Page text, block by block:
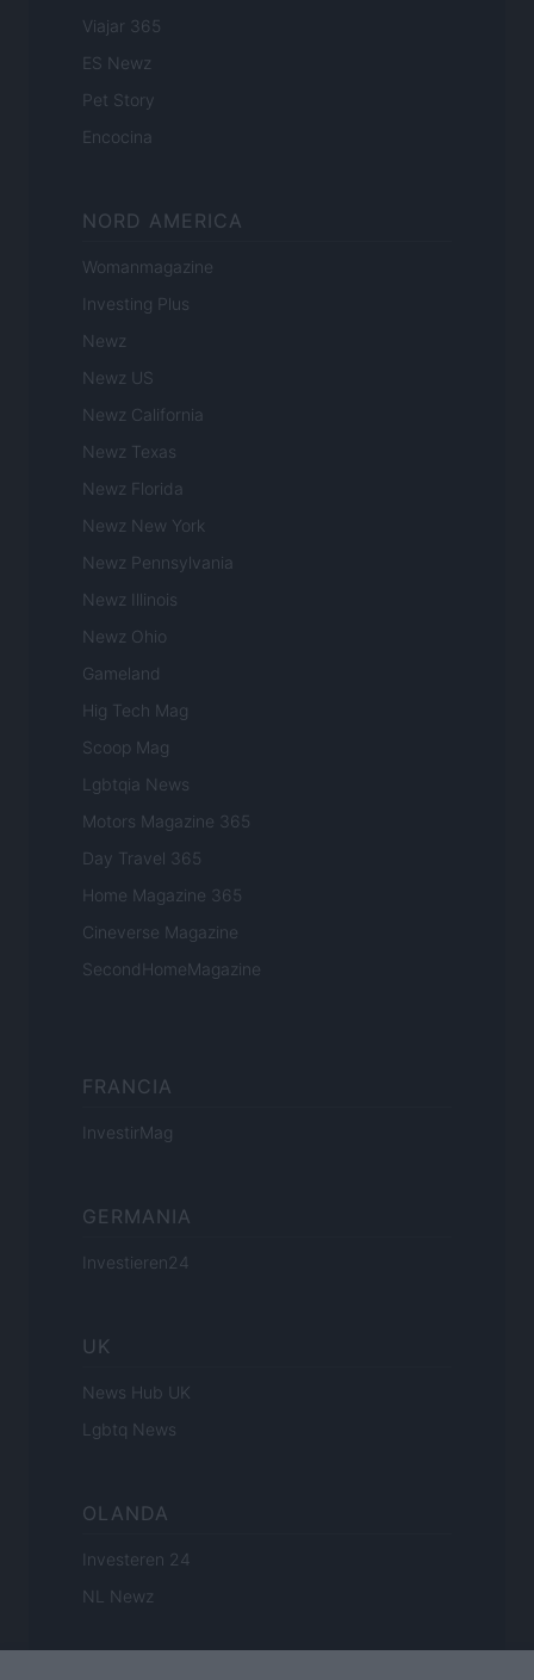
Viajar 365
ES Newz
Pet Story
Encocina
NORD AMERICA
Womanmagazine
Investing Plus
Newz
Newz US
Newz California
Newz Texas
Newz Florida
Newz New York
Newz Pennsylvania
Newz Illinois
Newz Ohio
Gameland
Hig Tech Mag
Scoop Mag
Lgbtqia News
Motors Magazine 365
Day Travel 365
Home Magazine 365
Cineverse Magazine
SecondHomeMagazine
FRANCIA
InvestirMag
GERMANIA
Investieren24
UK
News Hub UK
Lgbtq News
OLANDA
Investeren 24
NL Newz